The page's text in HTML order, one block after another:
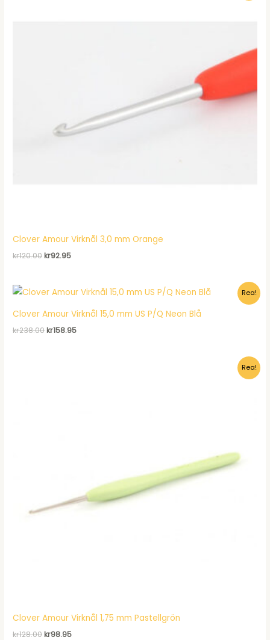
Clover Amour Virknål 3,0 mm Orange
kr120.00Det
kr120.00.
kr92.95Det
kr92.95.
Rea!
Clover Amour Virknål 15,0 mm US P/Q Neon Blå
kr238.00Det
kr158.95Det
Rea!
Clover Amour Virknål 1,75 mm Pastellgrön
kr128.00Det
kr98.95Det